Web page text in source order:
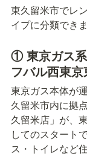
東久留米市でレ
イプに分類できま
① 東京ガス
フバル西東京
東京ガス本体が
久留米市内に拠
久留米店」が、
してのスタート
ス・トイレなど